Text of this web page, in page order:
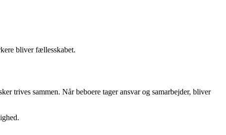
bliver fællesskabet.
trives sammen. Når beboere tager ansvar og samarbejder, bliver